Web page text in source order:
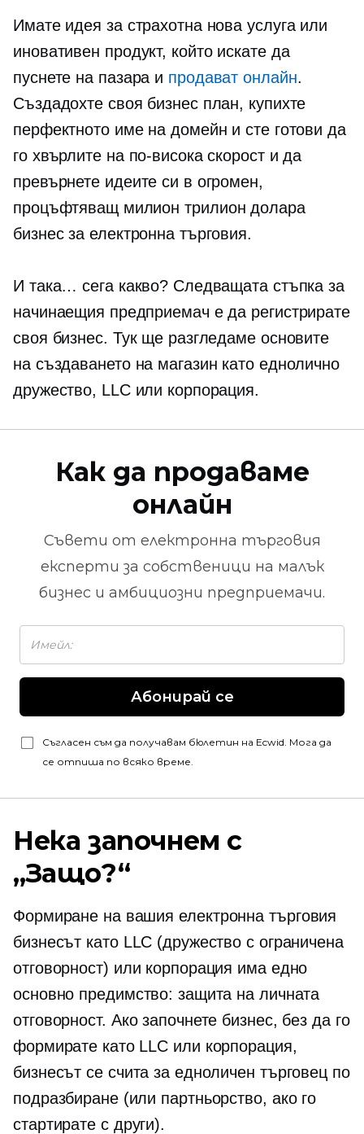
Имате идея за страхотна нова услуга или
иновативен продукт, който искате да
пуснете на пазара и продават онлайн.
Създадохте своя бизнес план, купихте
перфектното име на домейн и сте готови да
го хвърлите на по-висока скорост и да
превърнете идеите си в огромен,
процъфтяващ милионтрилион долара
бизнес за електронна търговия.
И така… сега какво? Следващата стъпка за
начинаещия предприемач е да регистрирате
своя бизнес. Тук ще разгледаме основите
на създаването на магазин като еднолично
дружество, LLC или корпорация.
Как да продаваме
онлайн
Съвети от електронна търговия
експерти за собственици на малък
бизнес и амбициозни предприемачи.
Абонирай се
Съгласен съм да получавам бюлетин на Ecwid. Мога да
се отпиша по всяко време.
Нека започнем с
„Защо?“
Формиране на вашияелектронна търговия
бизнесът като LLC (дружество с ограничена
отговорност) или корпорация има едно
основно предимство: защита на личната
отговорност. Ако започнете бизнес, без да го
формирате като LLC или корпорация,
бизнесът се счита за едноличен търговец по
подразбиране (или партньорство, ако го
стартирате с други).